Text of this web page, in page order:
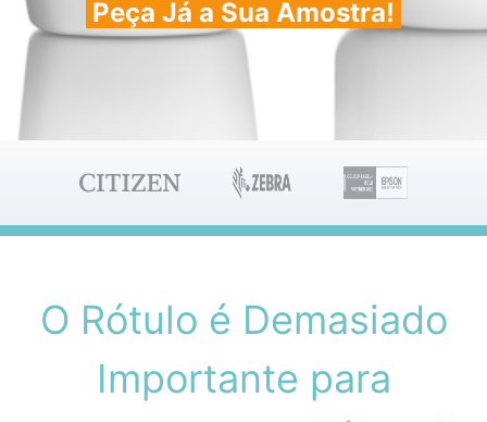
Peça Já a Sua Amostra!
O Rótulo é Demasiado
Importante para